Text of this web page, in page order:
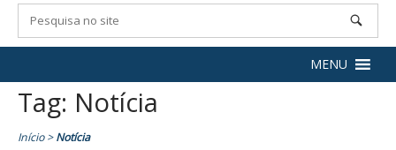
MENU
Tag: Notícia
Início>Notícia